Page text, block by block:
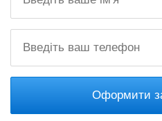
Оформити